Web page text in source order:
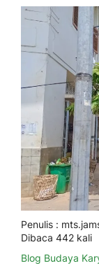
Penulis :
Dibaca 442 kali
Blog Budaya